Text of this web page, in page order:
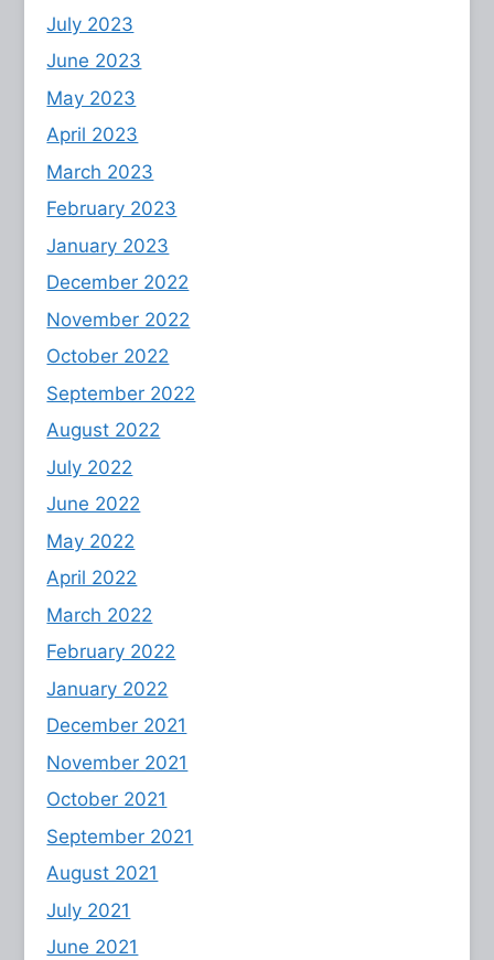
July 2023
June 2023
May 2023
April 2023
March 2023
February 2023
January 2023
December 2022
November 2022
October 2022
September 2022
August 2022
July 2022
June 2022
May 2022
April 2022
March 2022
February 2022
January 2022
December 2021
November 2021
October 2021
September 2021
August 2021
July 2021
June 2021